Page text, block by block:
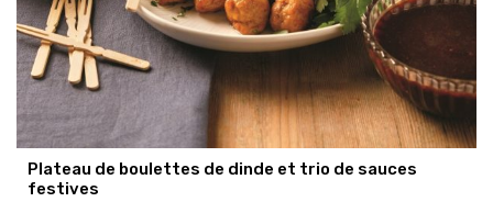
Plateau de boulettes de dinde et trio de sauces
festives